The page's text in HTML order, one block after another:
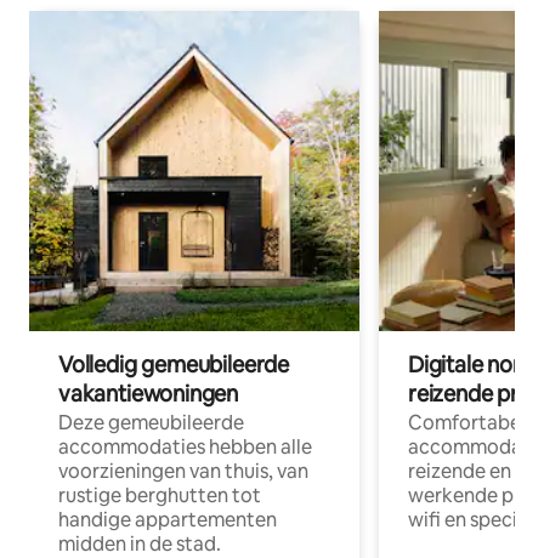
Volledig gemeubileerde
vakantiewoningen
Deze gemeubileerde
accommodaties hebben alle
voorzieningen van thuis, van
rustige berghutten tot
handige appartementen
midden in de stad.
Digitale
reizende
Comfortabele
reizende en
werkende
wifi en